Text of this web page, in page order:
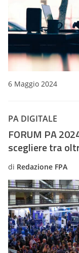
6 Maggio 2024
PA DIGITALE
FORUM PA
scegliere tra
di Redazione FPA